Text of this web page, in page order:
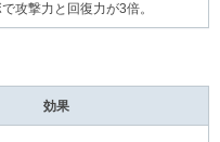
攻撃力と回復力が3倍。
効果